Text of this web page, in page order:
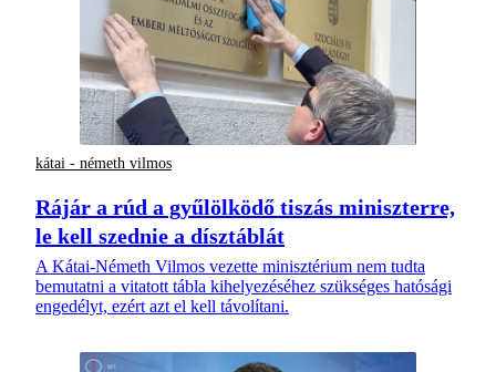
kátai - németh vilmos
Rájár a rúd a gyűlölködő tiszás miniszterre,
le kell szednie a dísztáblát
A Kátai-Németh Vilmos vezette minisztérium nem tudta
bemutatni a vitatott tábla kihelyezéséhez szükséges hatósági
engedélyt, ezért azt el kell távolítani.